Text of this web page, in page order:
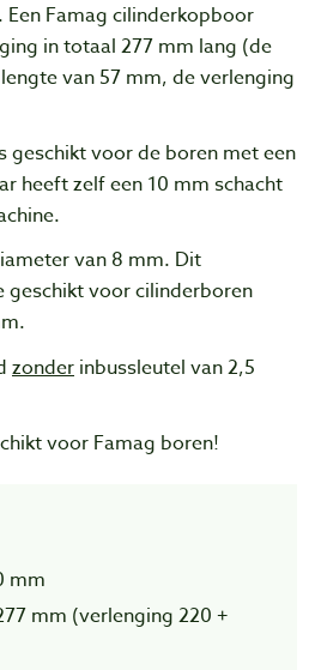
Famag cilinderkopboor
in totaal 277 mm lang (de
van 57 mm, de verlenging
geschikt voor de boren met een
heeft zelf een 10 mm schacht
van 8 mm. Dit
geschikt voor cilinderboren
zonder inbussleutel van 2,5
voor Famag boren!
mm
mm (verlenging 220 +